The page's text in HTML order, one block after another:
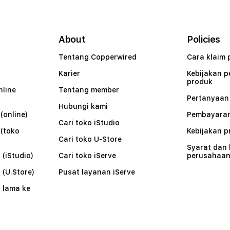
lama ke
About
Tentang Copperwired
Karier
Tentang member
Hubungi kami
Cari toko iStudio
Cari toko U-Store
Cari toko iServe
Pusat layanan iServe
Policies
Cara klaim
Kebijakan
produk
Pertanyaan
Kebijakan
Syarat dan
perusahaan